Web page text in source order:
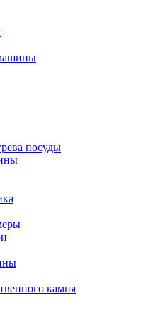
посуды
камня